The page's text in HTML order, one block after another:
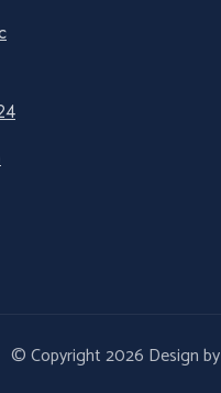
© Copyright 2026 Design by